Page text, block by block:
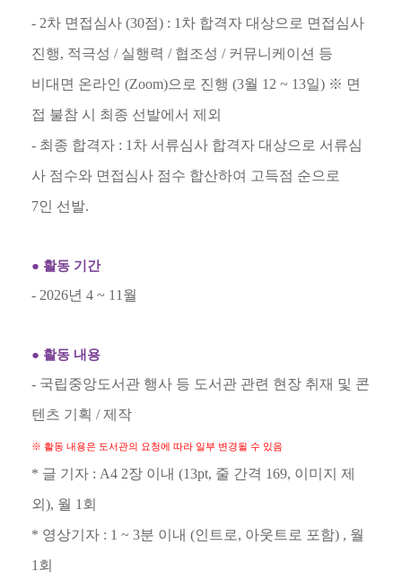
- 2차 면접심사 (30점) : 1 차 합격자 대상으로 면접심사
진행, 적극성 / 실행력 / 협조성 / 커뮤니케이션 등
비대면 온라인 (Zoom)으로 진행 (3월 12 ~ 13일) ※ 면
접 불참 시 최종 선발에서 제외
- 최종 합격자 : 1 차 서류심사 합격자 대상으로 서류심
사 점수와 면접심사 점수 합산하여 고득점 순으로
7인 선발.
● 활동 기간
- 2026년 4 ~ 11 월
● 활동 내용
- 국립중앙도서관 행사 등 도서관 관련 현장 취재 및 콘
텐츠 기획 /제작
※ 활동 내용은 도서관의 요청에 따라 일부 변경될 수 있음
* 글 기자 : A4 2장 이내 (13pt, 줄 간격 169, 이미지 제
외 ), 월 1 회
* 영상기자 : 1 ~ 3분 이내 (인트로, 아웃트로 포함) , 월
1 회